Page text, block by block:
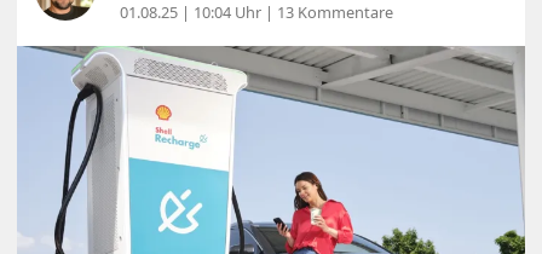
01.08.25 | 10:04 Uhr | 13 Kommentare